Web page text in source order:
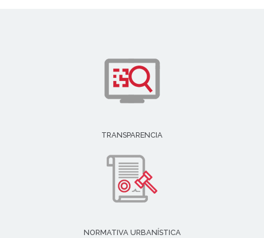
TRANSPARENCIA
NORMATIVA URBANÍSTICA